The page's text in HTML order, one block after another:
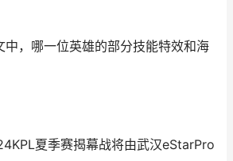
中，哪一位英雄的部分技能特效和海
夏季赛揭幕战将由武汉eStarPro